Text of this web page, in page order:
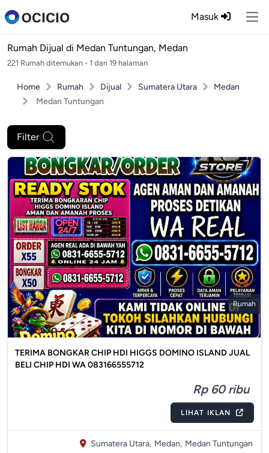
Masuk
Rumah Dijual di Medan Tuntungan, Medan
221 Rumah ditemukan - 1 dari 19 halaman
Home Rumah Dijual Sumatera Utara
Medan
Medan Tuntungan
Filter
Rumah
TERIMA BONGKAR CHIP HDI HIGGS DOMINO ISLAND JUAL
BELI CHIP HDI WA 083166555712
Rp 60 ribu
LIHAT IKLAN
Sumatera Utara, Medan, Medan Tuntungan